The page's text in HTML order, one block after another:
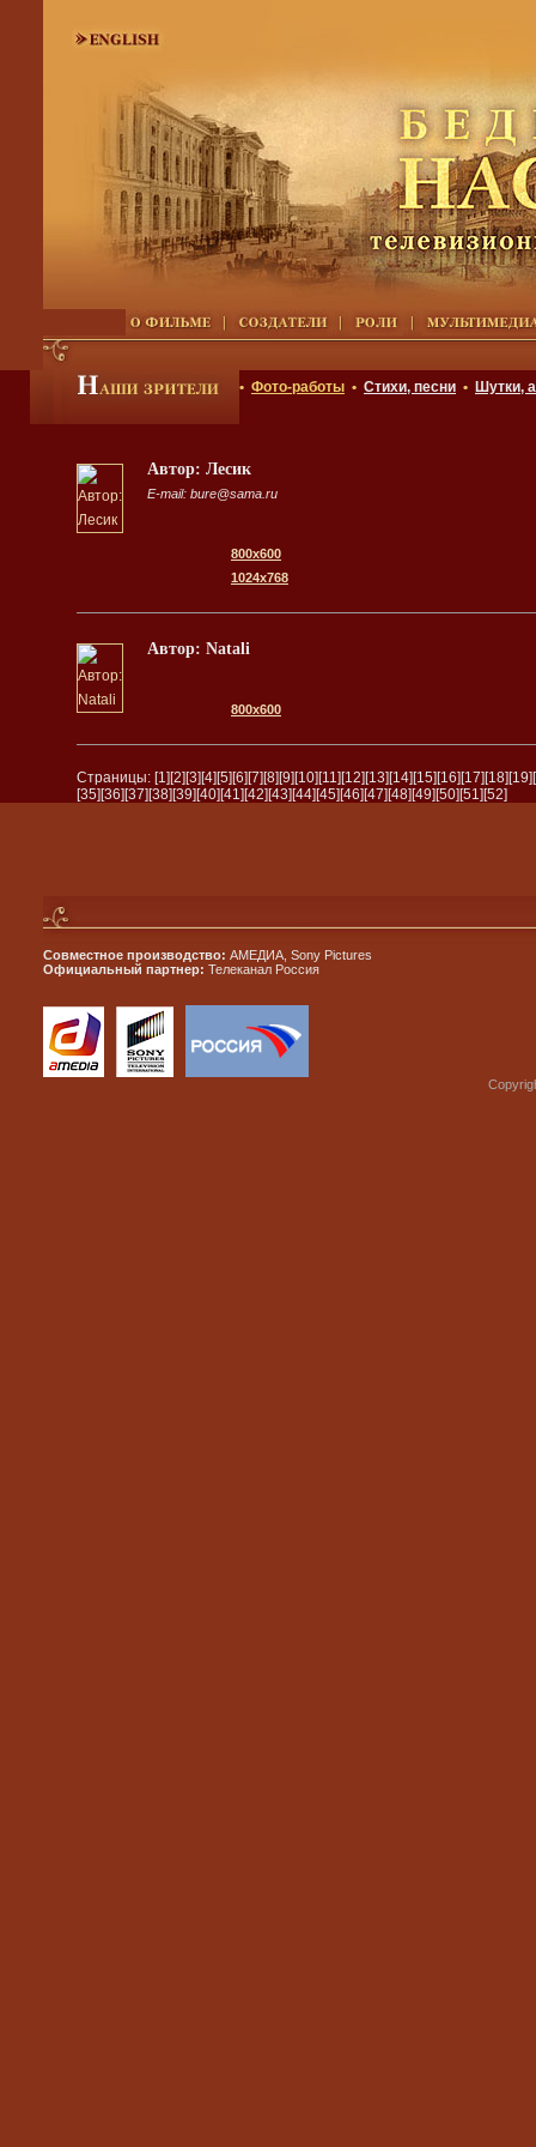
• Фото-работы • Стихи, песни • Шутки,
Автор: Лесик
E-mail: bure@sama.ru
800x600
1024x768
Автор: Natali
800x600
Страницы: [1] [2] [3] [4] [5] [6] [7] [8] [9] [10] [11] [12] [13] [14] [15] [16] [17] [18] [19]
[35] [36] [37] [38] [39] [40] [41] [42] [43] [44] [45] [46] [47] [48] [49] [50] [51] [52]
Совместное производство: АМЕДИА, Sony Pictures
Официальный партнер: Телеканал Россия